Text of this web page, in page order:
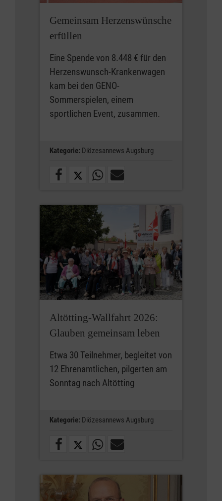
Gemeinsam Herzenswünsche
erfüllen
Eine Spende von 8.448 € für den
Herzenswunsch-Krankenwagen
kam bei den GENO-
Sommerspielen, einem
sportlichen Event, zusammen.
Kategorie: Diözesannews Augsburg
Altötting-Wallfahrt 2026:
Glauben gemeinsam leben
Etwa 30 Teilnehmer, begleitet von
12 Ehrenamtlichen, pilgerten am
Sonntag nach Altötting
Kategorie: Diözesannews Augsburg